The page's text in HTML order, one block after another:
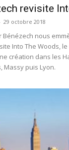
revisite
- 29 octobre 2018
Bénézech nous
Into The Woods,
création dans les
Massy puis Lyon.